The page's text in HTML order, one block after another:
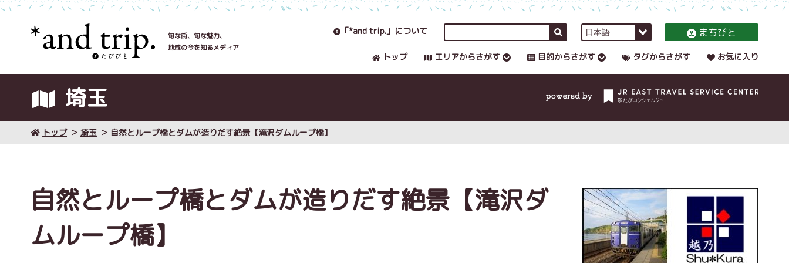
旬な街、旬な魅力、
地域の今を知るメディア
「*and trip.」について まちびと
トップ エリアからさがす 目的からさがす タグからさがす お気に入り
埼玉
トップ 埼玉 自然とループ橋とダムが造りだす絶景【滝沢ダムループ橋】
自然とループ橋とダムが造りだす絶景【滝沢ダ
ムループ橋】